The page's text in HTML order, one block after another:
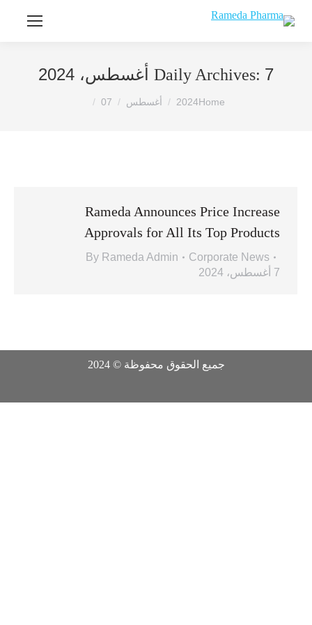
Daily Archives: 7 أغسطس، 2024
Home
2024 أغسطس 07
Rameda Announces Price Increase
Approvals for All Its Top Products
Corporate News
By Rameda Admin
7 أغسطس، 2024
جميع الحقوق محفوظة © 2024